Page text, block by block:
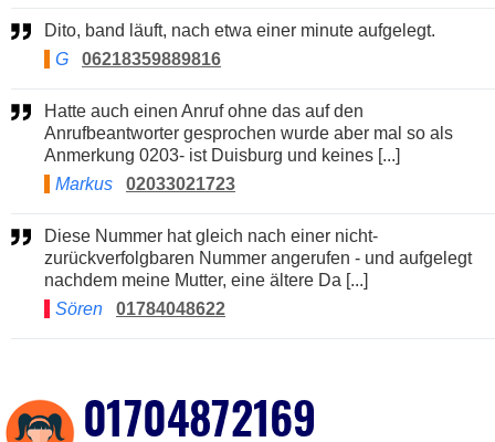
Dito, band läuft, nach etwa einer minute aufgelegt.
G
06218359889816
Hatte auch einen Anruf ohne das auf den
Anrufbeantworter gesprochen wurde aber mal so als
Anmerkung 0203- ist Duisburg und keines [...]
Markus
02033021723
Diese Nummer hat gleich nach einer nicht-
zurückverfolgbaren Nummer angerufen - und aufgelegt
nachdem meine Mutter, eine ältere Da [...]
Sören
01784048622